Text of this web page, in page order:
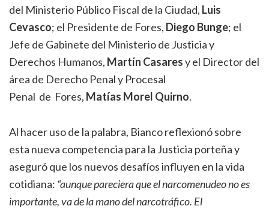
del Ministerio Público Fiscal de la Ciudad, Luis
Cevasco; el Presidente de Fores, Diego Bunge; el
Jefe de Gabinete del Ministerio de Justicia y
Derechos Humanos, Martín Casaresy el Director del
área de Derecho Penal y Procesal
Penal de Fores, Matías Morel Quirno.
Al hacer uso de la palabra, Bianco reflexionó sobre
esta nueva competencia para la Justicia porteña y
aseguró que los nuevos desafíos influyen en la vida
cotidiana: “aunque pareciera que el narcomenudeo no es
importante, va de la mano del narcotráfico. El